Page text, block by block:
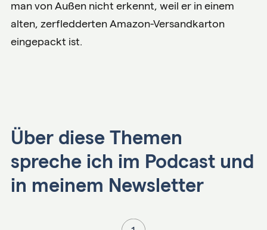
man von Außen nicht erkennt, weil er in einem
alten, zerfledderten Amazon-Versandkarton
eingepackt ist.
Über diese Themen
spreche ich im Podcast und
in meinem Newsletter